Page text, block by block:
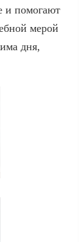
и помогают
мерой
дня,